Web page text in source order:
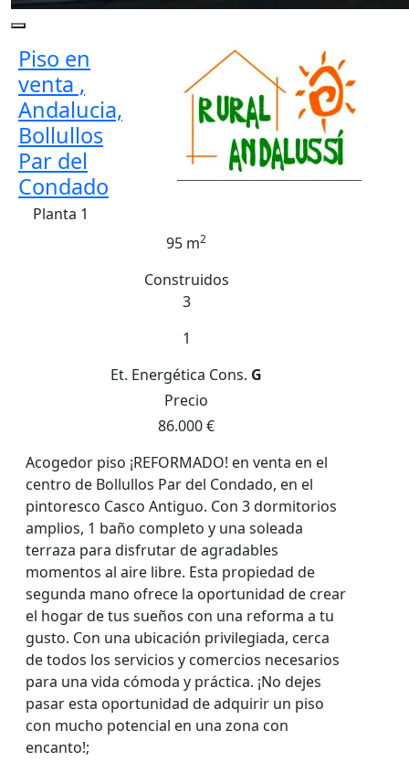
Piso en
venta ,
Andalucia,
Bollullos
Par del
Condado
Planta 1
95 m2
Construidos
3
1
Et. Energética Cons. G
Precio
86.000 €
Acogedor piso ¡REFORMADO! en venta en el
centro de Bollullos Par del Condado, en el
pintoresco Casco Antiguo. Con 3 dormitorios
amplios, 1 baño completo y una soleada
terraza para disfrutar de agradables
momentos al aire libre. Esta propiedad de
segunda mano ofrece la oportunidad de crear
el hogar de tus sueños con una reforma a tu
gusto. Con una ubicación privilegiada, cerca
de todos los servicios y comercios necesarios
para una vida cómoda y práctica. ¡No dejes
pasar esta oportunidad de adquirir un piso
con mucho potencial en una zona con
encanto!;